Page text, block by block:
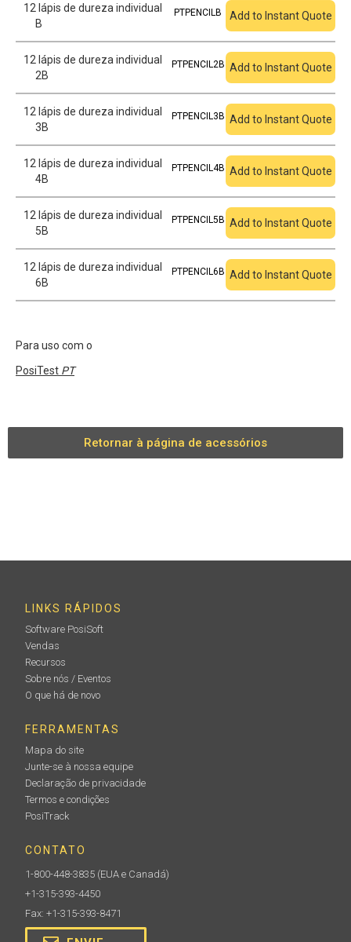
12 lápis de dureza individual
B
PTPENCILB Add to Instant Quote
12 lápis de dureza individual
2B
PTPENCIL2B Add to Instant Quote
12 lápis de dureza individual
3B
PTPENCIL3B Add to Instant Quote
12 lápis de dureza individual
4B
PTPENCIL4B Add to Instant Quote
12 lápis de dureza individual
5B
PTPENCIL5B Add to Instant Quote
12 lápis de dureza individual
6B
PTPENCIL6B Add to Instant Quote
Para uso com o
PosiTest PT
Retornar à página de acessórios
LINKS RÁPIDOS
Software PosiSoft
Vendas
Recursos
Sobre nós / Eventos
O que há de novo
FERRAMENTAS
Mapa do site
Junte-se à nossa equipe
Declaração de privacidade
Termos e condições
PosiTrack
CONTATO
1-800-448-3835 (EUA e Canadá)
+1-315-393-4450
Fax: +1-315-393-8471